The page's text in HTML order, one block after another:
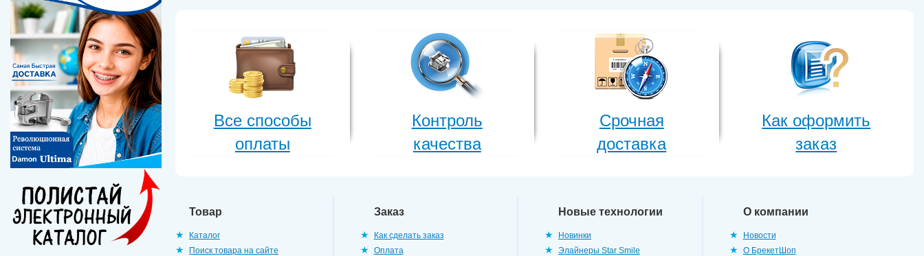
Все способы
оплаты
Контроль
качества
Срочная
доставка
Как оформить
заказ
Товар
Каталог
Поиск товара на сайте
Заказ
Как сделать заказ
Оплата
Новые технологии
Новинки
Элайнеры Star Smile
О компании
Новости
О БрекетШоп